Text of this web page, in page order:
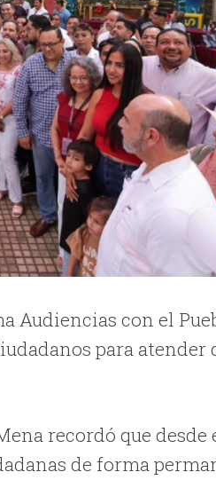
Audiencias con el
para atender
recordó que
de forma